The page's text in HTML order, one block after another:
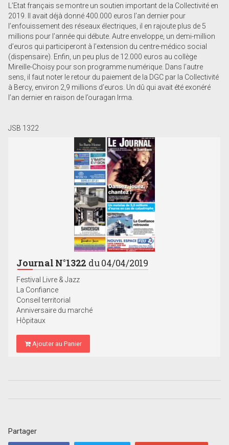
L’Etat français se montre un soutien important de la Collectivité en
2019. Il avait déjà donné 400.000 euros l’an dernier pour
l’enfouissement des réseaux électriques, il en rajoute plus de 5
millions pour l’année qui débute. Autre enveloppe, un demi-million
d’euros qui participeront à l’extension du centre-médico social
(dispensaire). Enfin, un peu plus de 12.000 euros au collège
Mireille-Choisy pour son programme numérique. Dans l’autre
sens, il faut noter le retour du paiement de la DGC par la Collectivité
à Bercy, environ 2,9 millions d’euros. Un dû qui avait été exonéré
l’an dernier en raison de l’ouragan Irma.
JSB 1322
Journal N°1322 du 04/04/2019
Festival Livre & Jazz
La Confiance
Conseil territorial
Anniversaire du marché
Hôpitaux
Ajouter au Panier
Partager